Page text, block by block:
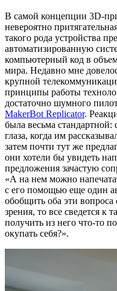
В самой концепции 3D-
невероятно
такого рода устройства
автоматизированную
компьютерный код в
мира. Недавно мне
крупной
принципы работы
достаточно шумного
MakerBot Replicator.
была весьма стандартной:
глаза, когда им
затем почти тут же
они хотели бы увидеть
предложения зачастую
«А на нем можно
с его помощью еще один
обобщить оба эти вопроса
зрения, то все сведется
получить из него что-то
окупать себя?».